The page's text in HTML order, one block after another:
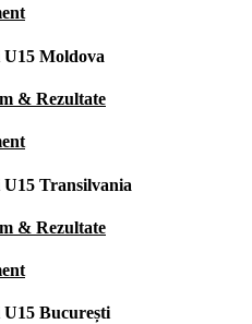
Moldova
& Rezultate
Transilvania
& Rezultate
București